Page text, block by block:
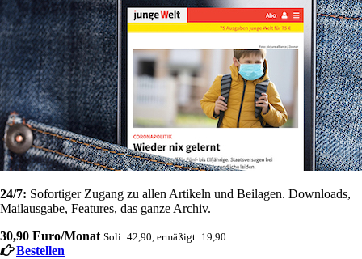
24/7: Sofortiger Zugang zu allen Artikeln und Beilagen. Downloads,
Mailausgabe, Features, das ganze Archiv.
30,90 Euro/Monat Soli: 42,90, ermäßigt: 19,90
Bestellen